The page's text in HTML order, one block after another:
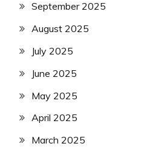
September 2025
August 2025
July 2025
June 2025
May 2025
April 2025
March 2025